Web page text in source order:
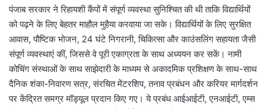
पंजाब सरकार ने रिहायशी कैंपों में संपूर्ण व्यवस्था सुनिश्चित की थी ताकि विद्यार्थियों
को पढ़ने के लिए बेहतर माहौल मुहैया करवाया जा सके। विद्यार्थियों के लिए सुरक्षित
आवास, पौष्टिक भोजन, 24 घंटे निगरानी, चिकित्सा और काउंसलिंग सहायता जैसी
संपूर्ण व्यवस्थाएं कीं, जिससे वे पूरी एकाग्रता के साथ अध्ययन कर सकें। नामी
कोचिंग संस्थाओं के साथ साझेदारी के माध्यम से अकादमिक प्रशिक्षण के साथ-साथ
दैनिक शंका-निवारण सत्र, संरचित मेंटरशिप, तनाव प्रबंधन और करियर मार्गदर्शन
पर केंद्रित समग्र मॉड्यूल प्रदान किए गए। ये प्रबंध आईआईटी, एनआईटी, एम्स